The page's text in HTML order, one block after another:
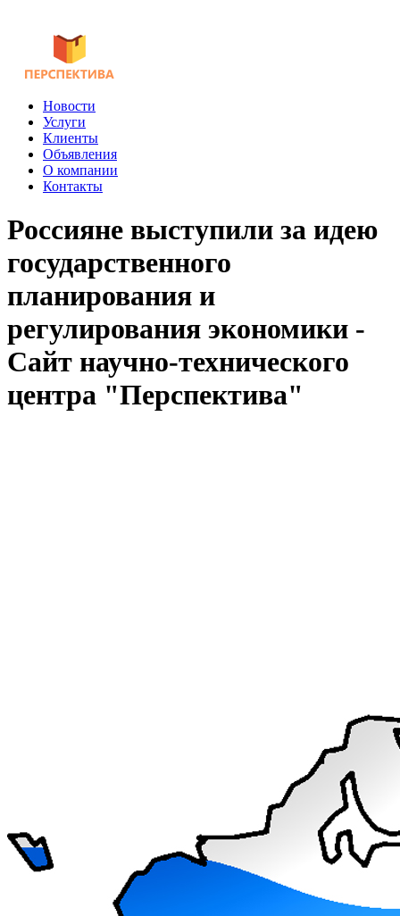
Новости
Услуги
Клиенты
Объявления
О компании
Контакты
Россияне выступили за идею
государственного
планирования и
регулирования экономики -
Сайт научно-технического
центра "Перспектива"